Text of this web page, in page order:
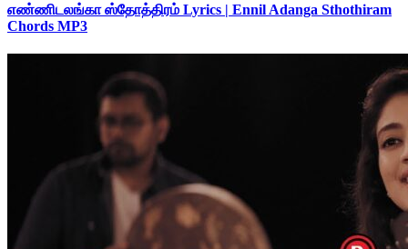
எண்ணிடலங்கா ஸ்தோத்திரம் Lyrics | Ennil Adanga Sthothiram
Chords MP3